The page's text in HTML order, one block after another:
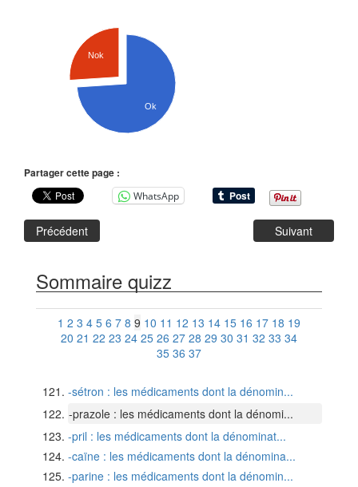
Nok
Ok
Partager cette page :
WhatsApp
Précédent Suivant
Sommaire quizz
1 2 3 4 5 6 7 8 9 10 11 12 13 14 15 16 17 18 19
20 21 22 23 24 25 26 27 28 29 30 31 32 33 34
35 36 37
-sétron : les médicaments dont la dénomin...
-prazole : les médicaments dont la dénomi...
-pril : les médicaments dont la dénominat...
-caïne : les médicaments dont la dénomina...
-parine : les médicaments dont la dénomin...